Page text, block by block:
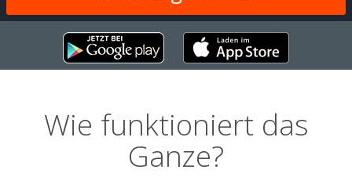
Wie funktioniert das
Ganze?